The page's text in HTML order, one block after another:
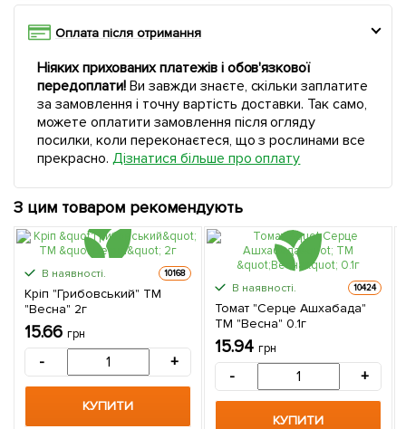
Оплата після отримання
Ніяких прихованих платежів і обов'язкової
передоплати!Ви завжди знаєте, скільки заплатите
за замовлення і точну вартість доставки. Так само,
можете оплатити замовлення після огляду
посилки, коли переконаєтеся, що з рослинами все
прекрасно. Дізнатися більше про оплату
З цим товаром рекомендують
В наявності. 10168
Кріп "Грибовський" ТМ
"Весна" 2г
15.66 грн
- +
КУПИТИ
В наявності. 10424
Томат "Серце Ашхабада"
ТМ "Весна" 0.1г
15.94 грн
- +
КУПИТИ